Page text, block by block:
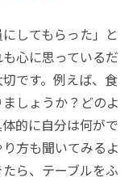
してもらった」と
心に思っているだ
です。例えば、食
しょうか？どのよ
的に自分は何がで
方も聞いてみるよ
ら、テーブルをふ